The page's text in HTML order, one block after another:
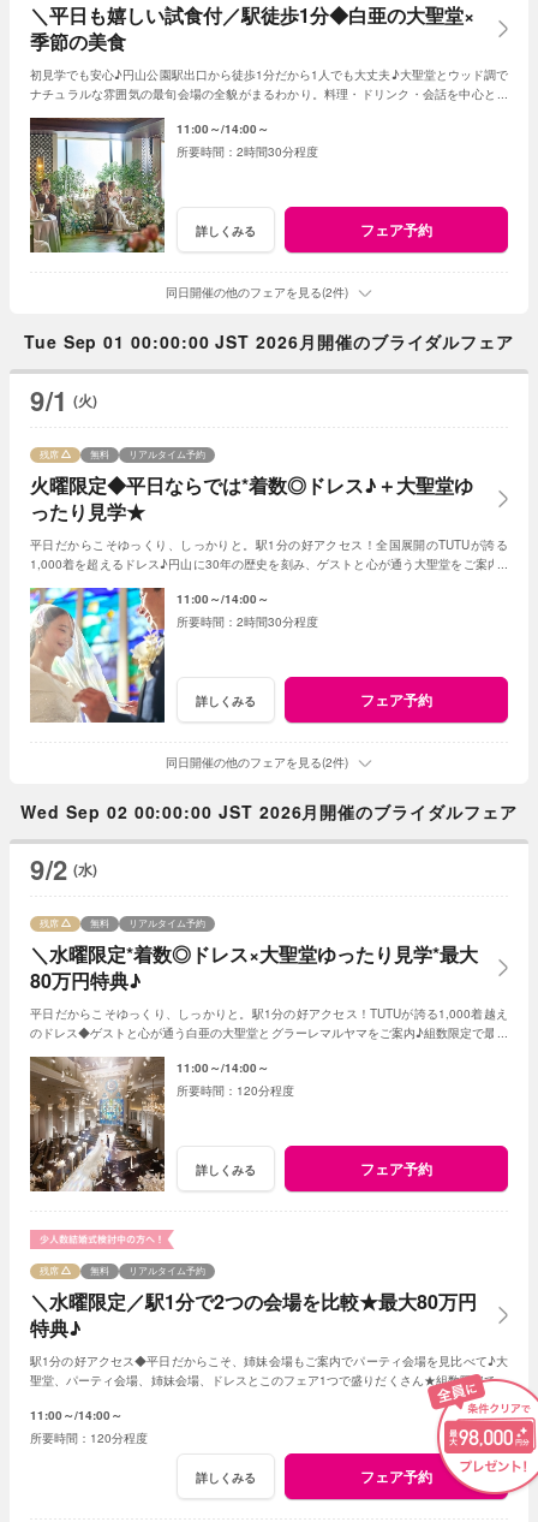
＼平日も嬉しい試食付／駅徒歩1分◆白亜の大聖堂×
季節の美食
初見学でも安心♪円山公園駅出口から徒歩1分だから1人でも大丈夫♪大聖堂とウッド調で
ナチュラルな雰囲気の最旬会場の全貌がまるわかり。料理・ドリンク・会話を中心とし
11:00～ 14:00～
2時間30分程度
詳しくみる フェア予約
同日開催の他のフェアを見る(2件)
Tue Sep 01 00:00:00 JST 2026月開催のブライダルフェア
9/1 (火)
火曜限定◆平日ならでは*着数◎ドレス♪＋大聖堂ゆ
ったり見学★
残席 無料 リアルタイム予約
平日だからこそゆっくり、しっかりと。駅1分の好アクセス！全国展開のTUTUが誇る
1,000着を超えるドレス♪円山に30年の歴史を刻み、ゲストと心が通う大聖堂をご案内♪
11:00～ 14:00～
2時間30分程度
詳しくみる フェア予約
同日開催の他のフェアを見る(2件)
Wed Sep 02 00:00:00 JST 2026月開催のブライダルフェア
9/2 (水)
＼水曜限定*着数◎ドレス×大聖堂ゆったり見学*最大
80万円特典♪
残席 無料 リアルタイム予約
平日だからこそゆっくり、しっかりと。駅1分の好アクセス！TUTUが誇る1,000着越え
のドレス◆ゲストと心が通う白亜の大聖堂とグラーレマルヤマをご案内♪組数限定で最大
11:00～ 14:00～
120分程度
詳しくみる フェア予約
＼水曜限定／駅1分で2つの会場を比較★最大80万円
特典♪
残席 無料 リアルタイム予約
駅1分の好アクセス◆平日だからこそ、姉妹会場もご案内でパーティ会場を見比べて♪大
聖堂、パーティ会場、姉妹会場、ドレスとこのフェア1つで盛りだくさん★組数限定で最
11:00～ 14:00～
120分程度
詳しくみる フェア予約